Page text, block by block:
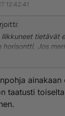
12:42:41
liikkuneet tietävät
horisontti. Jos
sumuun ja isoja
taatusti